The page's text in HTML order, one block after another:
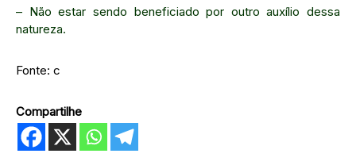
– Não estar sendo beneficiado por outro auxílio dessa
natureza.
Fonte: c
Compartilhe